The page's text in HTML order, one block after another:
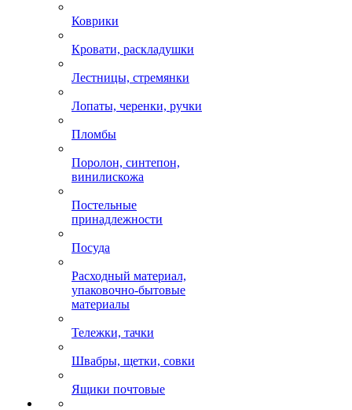
Коврики
Кровати, раскладушки
Лестницы, стремянки
Лопаты, черенки, ручки
Пломбы
Поролон, синтепон,
винилискожа
Постельные
принадлежности
Посуда
Расходный материал,
упаковочно-бытовые
материалы
Тележки, тачки
Швабры, щетки, совки
Ящики почтовые